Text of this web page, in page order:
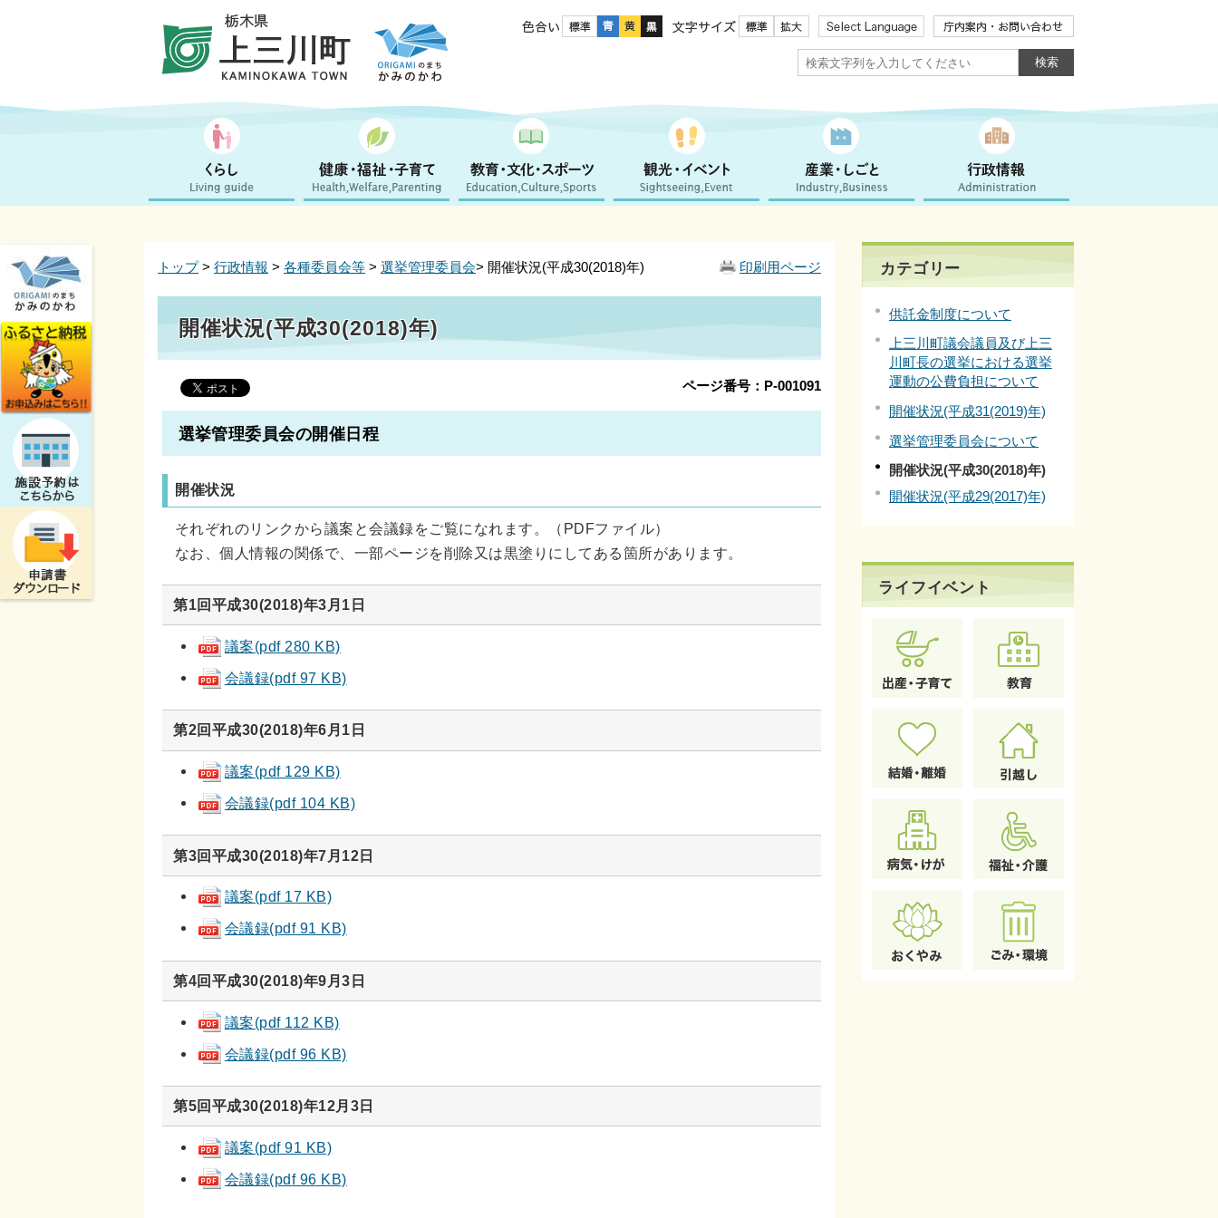
色合い 文字サイズ
印刷用ページ
トップ> 行政情報 > 各種委員会等 > 選挙管理委員会> 開催状況(平成30(2018)年)
開催状況(平成30(2018)年)
ページ番号：P-001091
選挙管理委員会の開催日程
開催状況
それぞれのリンクから議案と会議録をご覧になれます。（PDFファイル）
なお、個人情報の関係で、一部ページを削除又は黒塗りにしてある箇所があります。
第1回平成30(2018)年3月1日
議案(pdf 280 KB)
会議録(pdf 97 KB)
第2回平成30(2018)年6月1日
議案(pdf 129 KB)
会議録(pdf 104 KB)
第3回平成30(2018)年7月12日
議案(pdf 17 KB)
会議録(pdf 91 KB)
第4回平成30(2018)年9月3日
議案(pdf 112 KB)
会議録(pdf 96 KB)
第5回平成30(2018)年12月3日
議案(pdf 91 KB)
会議録(pdf 96 KB)
カテゴリー
供託金制度について
上三川町議会議員及び上三
川町長の選挙における選挙
運動の公費負担について
開催状況(平成31(2019)年)
選挙管理委員会について
開催状況(平成30(2018)年)
開催状況(平成29(2017)年)
ライフイベント